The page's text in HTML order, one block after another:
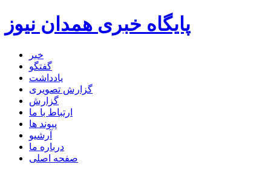
پایگاه خبری همدان نیوز
خبر
گفتگو
یادداشت
گزارش تصویری
گزارش
ارتباط با ما
پیوند ها
آرشیو
درباره ما
صفحه اصلی